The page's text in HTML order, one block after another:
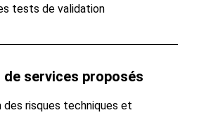
tests de validation
de services proposés​
risques techniques et